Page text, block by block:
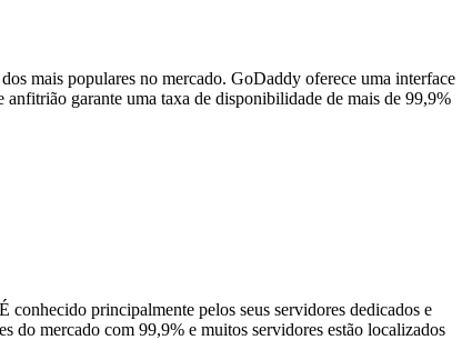
mais populares no mercado. GoDaddy oferece uma interface
garante uma taxa de disponibilidade de mais de 99,9%
conhecido principalmente pelos seus servidores dedicados e
do mercado com 99,9% e muitos servidores estão localizados